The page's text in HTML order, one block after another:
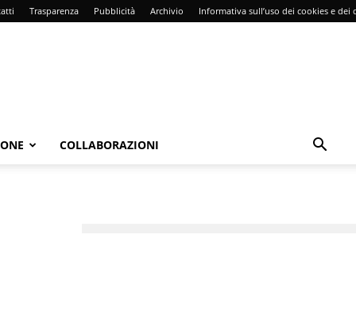
Trasparenza Pubblicità Archivio Informativa sull’uso dei cookies e dei
COLLABORAZIONI